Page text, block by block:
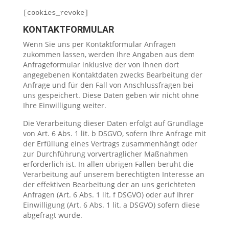
[cookies_revoke]
KONTAKTFORMULAR
Wenn Sie uns per Kontaktformular Anfragen
zukommen lassen, werden Ihre Angaben aus dem
Anfrageformular inklusive der von Ihnen dort
angegebenen Kontaktdaten zwecks Bearbeitung der
Anfrage und für den Fall von Anschlussfragen bei
uns gespeichert. Diese Daten geben wir nicht ohne
Ihre Einwilligung weiter.
Die Verarbeitung dieser Daten erfolgt auf Grundlage
von Art. 6 Abs. 1 lit. b DSGVO, sofern Ihre Anfrage mit
der Erfüllung eines Vertrags zusammenhängt oder
zur Durchführung vorvertraglicher Maßnahmen
erforderlich ist. In allen übrigen Fällen beruht die
Verarbeitung auf unserem berechtigten Interesse an
der effektiven Bearbeitung der an uns gerichteten
Anfragen (Art. 6 Abs. 1 lit. f DSGVO) oder auf Ihrer
Einwilligung (Art. 6 Abs. 1 lit. a DSGVO) sofern diese
abgefragt wurde.